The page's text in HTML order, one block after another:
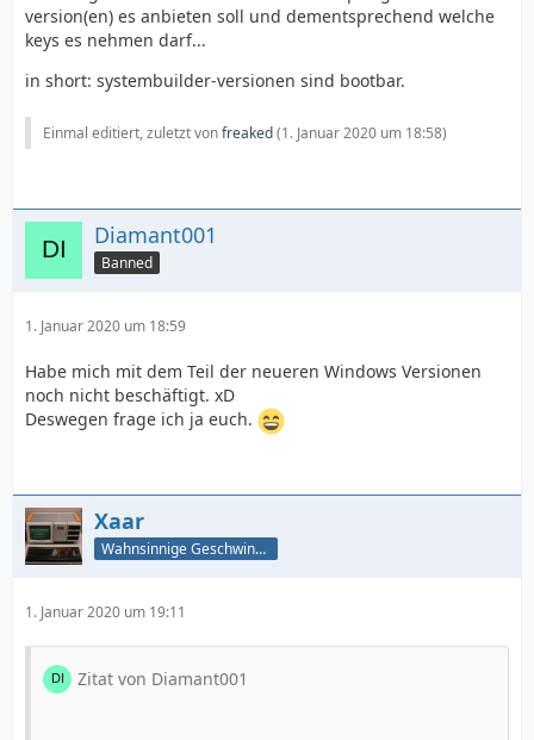
version(en) es anbieten soll und dementsprechend welche
keys es nehmen darf...
in short: systembuilder-versionen sind bootbar.
Einmal editiert, zuletzt vonfreaked(1. Januar 2020 um 18:58)
Diamant001
Banned
1. Januar 2020 um 18:59
Habe mich mit dem Teil der neueren Windows Versionen
noch nicht beschäftigt. xD
Deswegen frage ich ja euch.
Xaar
Wahnsinnige Geschwindigkeit - und los!
1. Januar 2020 um 19:11
Zitat von Diamant001